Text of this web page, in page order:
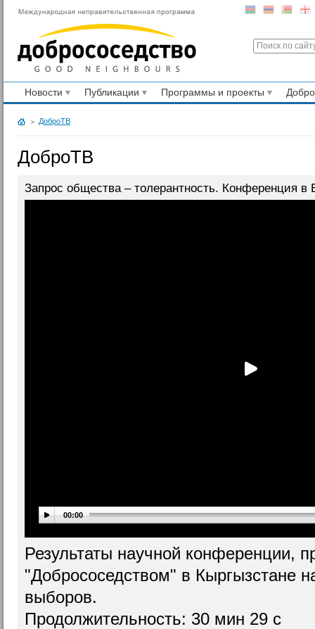
Новости Публикации Программы и проекты
ДоброТВ
ДоброТВ
Запрос общества – толерантность. Конференция в
00:00
Результаты научной конференции,
"Добрососедством" в Кыргызстане
выборов.
Продолжительность: 30 мин 29 c